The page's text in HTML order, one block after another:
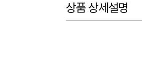
상품 상세설명